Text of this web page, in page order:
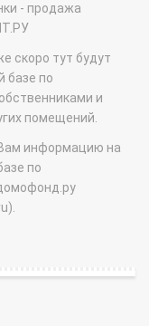
- продажа
скоро тут будут
базе по
и
помещений.
информацию на
по